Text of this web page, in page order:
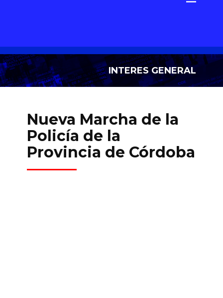
INTERES GENERAL
Nueva Marcha de la
Policía de la
Provincia de Córdoba